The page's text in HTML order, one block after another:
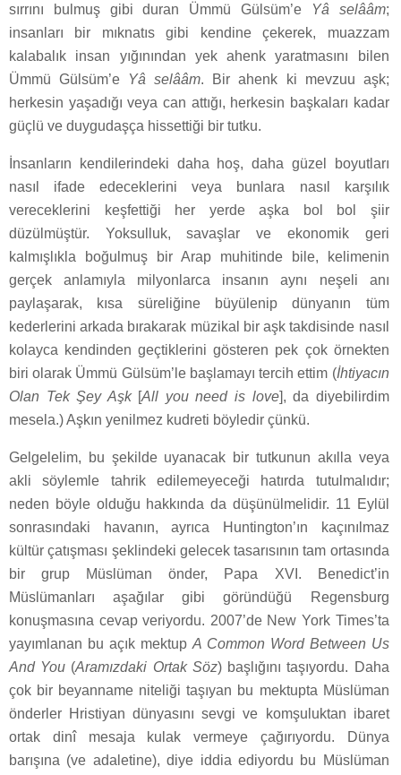
sırrını bulmuş gibi duran Ümmü Gülsüm’e
Yâ selââm;
insanları bir mıknatıs gibi kendine çekerek, muazzam
kalabalık insan yığınından yek ahenk yaratmasını bilen
Ümmü Gülsüm’e
Yâ selââm. Bir ahenk ki mevzuu aşk;
herkesin yaşadığı veya can attığı, herkesin başkaları kadar
güçlü ve duygudaşça hissettiği bir tutku.
İnsanların kendilerindeki daha hoş, daha güzel boyutları
nasıl ifade edeceklerini veya bunlara nasıl karşılık
vereceklerini keşfettiği her yerde aşka bol bol şiir
düzülmüştür. Yoksulluk, savaşlar ve ekonomik geri
kalmışlıkla boğulmuş bir Arap muhitinde bile, kelimenin
gerçek anlamıyla milyonlarca insanın aynı neşeli anı
paylaşarak, kısa süreliğine büyülenip dünyanın tüm
kederlerini arkada bırakarak müzikal bir aşk takdisinde nasıl
kolayca kendinden geçtiklerini gösteren pek çok örnekten
biri olarak Ümmü Gülsüm’le başlamayı tercih ettim (İhtiyacın
Olan Tek Şey Aşk[All you need is love], da diyebilirdim
mesela.) Aşkın yenilmez kudreti böyledir çünkü.
Gelgelelim, bu şekilde uyanacak bir tutkunun akılla veya
akli söylemle tahrik edilemeyeceği hatırda tutulmalıdır;
neden böyle olduğu hakkında da düşünülmelidir. 11 Eylül
sonrasındaki havanın, ayrıca Huntington’ın kaçınılmaz
kültür çatışması şeklindeki gelecek tasarısının tam ortasında
bir grup Müslüman önder, Papa XVI. Benedict’in
Müslümanları aşağılar gibi göründüğü Regensburg
konuşmasına cevap veriyordu. 2007’de New York Times’ta
yayımlanan bu açık mektup A Common Word Between Us
And You (Aramızdaki Ortak Söz) başlığını taşıyordu. Daha
çok bir beyanname niteliği taşıyan bu mektupta Müslüman
önderler Hristiyan dünyasını sevgi ve komşuluktan ibaret
ortak dinî mesaja kulak vermeye çağırıyordu. Dünya
barışına (ve adaletine), diye iddia ediyordu bu Müslüman